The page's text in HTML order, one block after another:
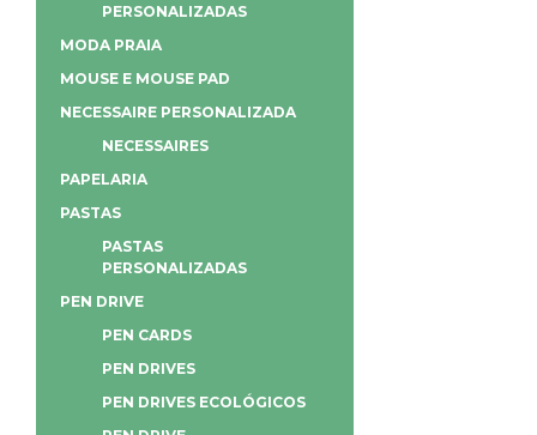
PERSONALIZADAS
MODA PRAIA
MOUSE E MOUSE PAD
NECESSAIRE PERSONALIZADA
NECESSAIRES
PAPELARIA
PASTAS
PASTAS
PERSONALIZADAS
PEN DRIVE
PEN CARDS
PEN DRIVES
PEN DRIVES ECOLÓGICOS